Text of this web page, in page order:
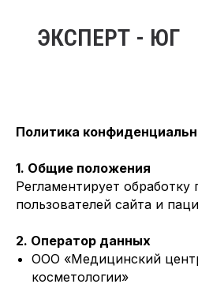
ЭКСПЕРТ - ЮГ
Политика
1. Общие положения
Регламентирует
пользователей сайта и
2. Оператор данных
ООО «Медицинский
косметологии»